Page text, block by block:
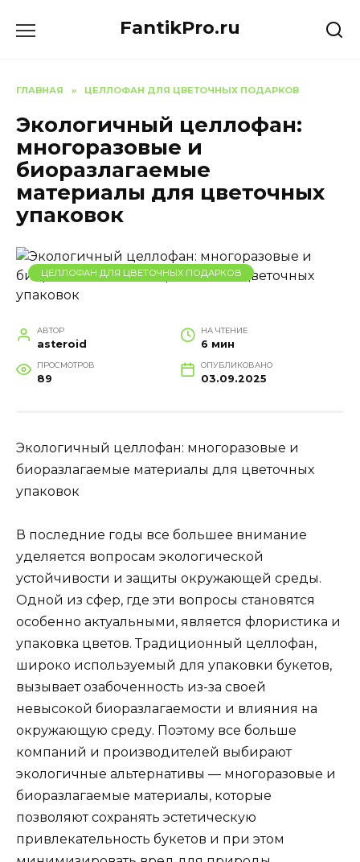
FantikPro.ru
ГЛАВНАЯ » ЦЕЛЛОФАН ДЛЯ ЦВЕТОЧНЫХ ПОДАРКОВ
Экологичный целлофан:
многоразовые и
биоразлагаемые
материалы для цветочных
упаковок
ЦЕЛЛОФАН ДЛЯ ЦВЕТОЧНЫХ ПОДАРКОВ
АВТОР
asteroid
НА ЧТЕНИЕ
6 мин
ПРОСМОТРОВ
89
ОПУБЛИКОВАНО
03.09.2025
Экологичный целлофан: многоразовые и
биоразлагаемые материалы для цветочных
упаковок
В последние годы все большее внимание
уделяется вопросам экологической
устойчивости и защиты окружающей среды.
Одной из сфер, где эти вопросы становятся
особенно актуальными, является флористика и
упаковка цветов. Традиционный целлофан,
широко используемый для упаковки букетов,
вызывает озабоченность из-за своей
невысокой биоразлагаемости и влияния на
окружающую среду. Поэтому все больше
компаний и производителей выбирают
экологичные альтернативы — многоразовые и
биоразлагаемые материалы, которые
позволяют сохранять эстетическую
привлекательность букетов и при этом